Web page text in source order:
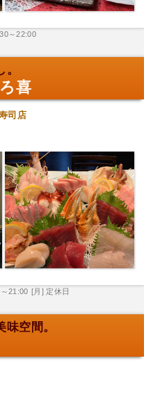
～22:00
喜
司店
21:00 [月] 定休日
空間。